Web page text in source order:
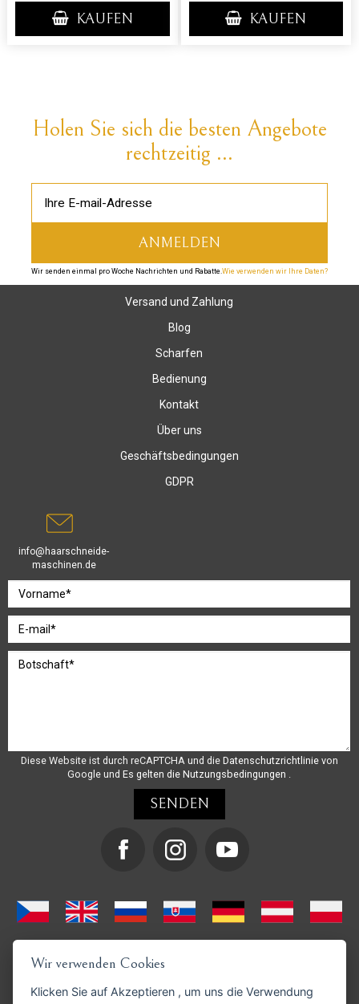
KAUFEN KAUFEN
Holen Sie sich die besten Angebote
rechtzeitig ...
Wir senden einmal pro Woche Nachrichten und Rabatte.Wie verwenden wir Ihre Daten?
Versand und Zahlung
Blog
Scharfen
Bedienung
Kontakt
Über uns
Geschäftsbedingungen
GDPR
info@haarschneide-
maschinen.de
Diese Website ist durch reCAPTCHA und die Datenschutzrichtlinie von
Google und Es gelten die Nutzungsbedingungen .
Wir verwenden Cookies
Klicken Sie auf Akzeptieren , um uns die Verwendung